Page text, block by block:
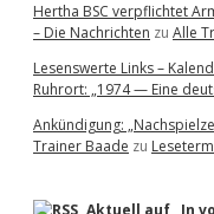
Hertha BSC verpflichtet
– Die Nachrichten zu Alle
Lesenswerte Links –
Ruhrort: „1974 — Eine
Ankündigung:
Trainer Baade zu
Aktuell auf „In